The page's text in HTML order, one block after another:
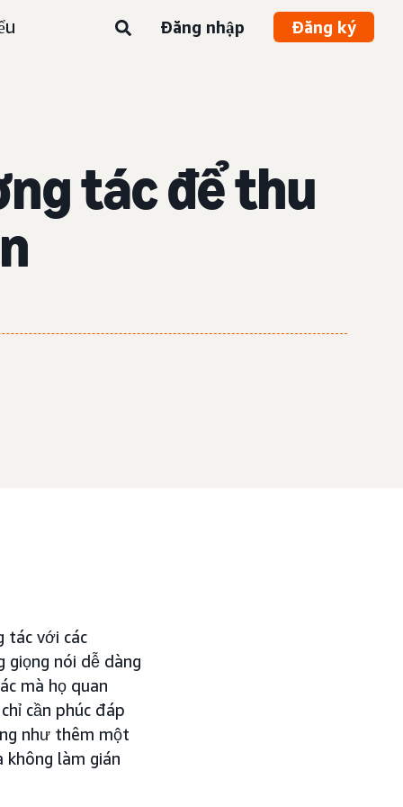
Đăng nhập Đăng ký
tác để thu
tác với các
giọng nói dễ dàng
mà họ quan
cần phúc đáp
như thêm một
làm gián